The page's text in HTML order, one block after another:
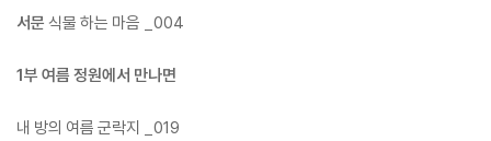
이 버지니아 울프, 헤르만 헤세와 같은 대문호들이 찬미한 바 있는 식물이
밖의 모든 말들』(2020)의 첫머리에 “글을 쓰지 않을 때면 으레 발코니에
팎의 말들」)라는 마음의 소리를 들었다고 쓴 작가는 그뒤 3년간 모은 산문
서문 식물 하는 마음 _004
1부 여름 정원에서 만나면
내 방의 여름 군락지 _019